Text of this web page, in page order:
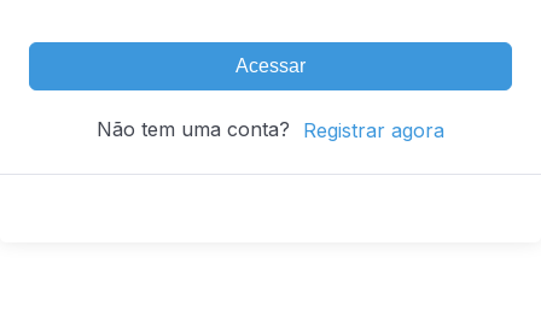
Acessar
Não tem uma conta? Registrar agora